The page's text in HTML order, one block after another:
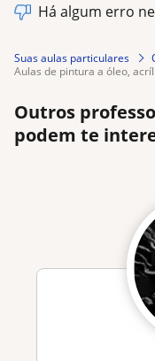
Há algum erro
Suas aulas particulares
aulas de pintura a óleo,
Outros
podem te